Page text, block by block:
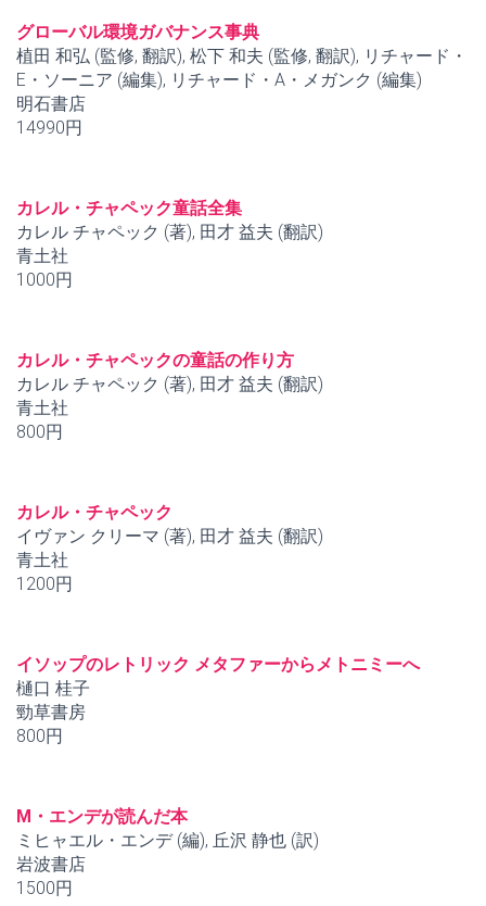
グローバル環境ガバナンス事典
植田 和弘 (監修, 翻訳), 松下 和夫 (監修, 翻訳), リチャード・
E・ソーニア (編集), リチャード・A・メガンク (編集)
明石書店
14990円
カレル・チャペック童話全集
カレル チャペック (著), 田才 益夫 (翻訳)
青土社
1000円
カレル・チャペックの童話の作り方
カレル チャペック (著), 田才 益夫 (翻訳)
青土社
800円
カレル・チャペック
イヴァン クリーマ (著), 田才 益夫 (翻訳)
青土社
1200円
イソップのレトリック メタファーからメトニミーへ
樋口 桂子
勁草書房
800円
M・エンデが読んだ本
ミヒャエル・エンデ (編), 丘沢 静也 (訳)
岩波書店
1500円